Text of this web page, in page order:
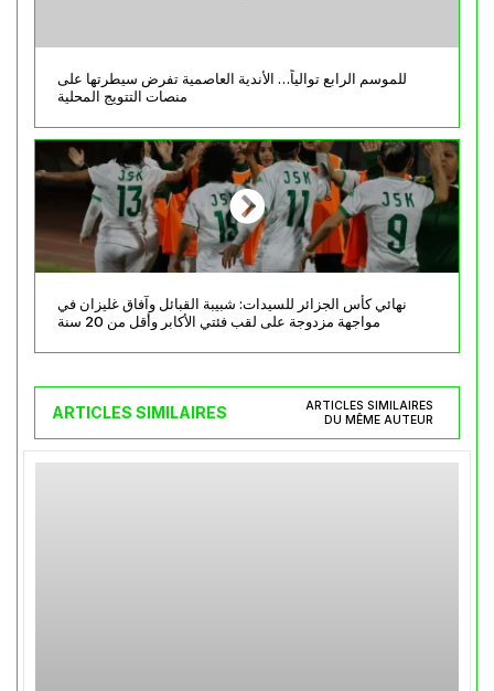
للموسم الرابع توالياً… الأندية العاصمية تفرض سيطرتها على
منصات التتويج المحلية
نهائي كأس الجزائر للسيدات: شبيبة القبائل وآفاق غليزان في
مواجهة مزدوجة على لقب فئتي الأكابر وأقل من 20 سنة
ARTICLES SIMILAIRES
ARTICLES SIMILAIRES
DU MÊME AUTEUR